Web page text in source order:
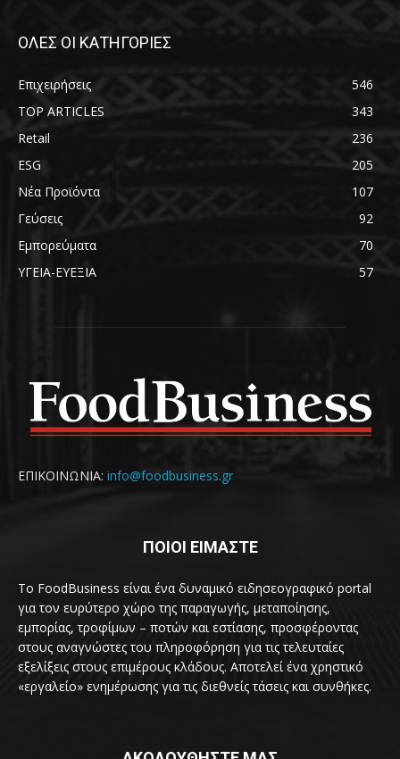
ΟΛΕΣ ΟΙ ΚΑΤΗΓΟΡΙΕΣ
Επιχειρήσεις
546
TOP ARTICLES
343
Retail
236
ESG
205
Νέα Προϊόντα
107
Γεύσεις
92
Εμπορεύματα
70
ΥΓΕΙΑ-ΕΥΕΞΙΑ
57
ΕΠΙΚΟΙΝΩΝΙΑ: info@foodbusiness.gr
ΠΟΙΟΙ ΕΙΜΑΣΤΕ
Το FoodBusiness είναι ένα δυναμικό ειδησεογραφικό portal
για τον ευρύτερο χώρο της παραγωγής, μεταποίησης,
εμπορίας, τροφίμων – ποτών και εστίασης, προσφέροντας
στους αναγνώστες του πληροφόρηση για τις τελευταίες
εξελίξεις στους επιμέρους κλάδους. Αποτελεί ένα χρηστικό
«εργαλείο» ενημέρωσης για τις διεθνείς τάσεις και συνθήκες.